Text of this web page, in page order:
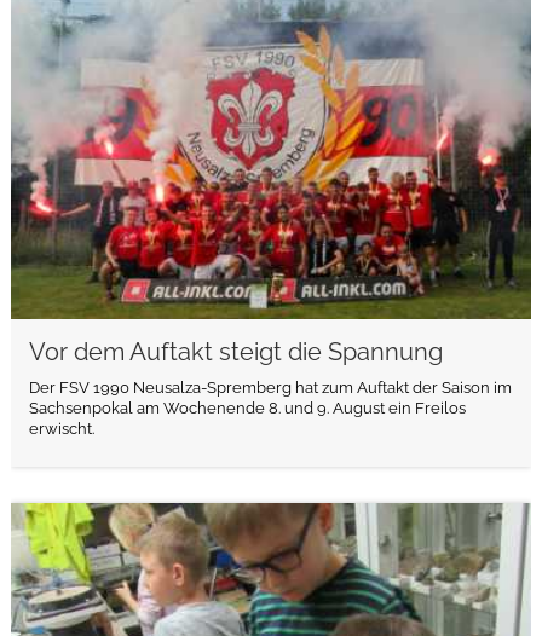
Vor dem Auftakt steigt die Spannung
Der FSV 1990 Neusalza-Spremberg hat zum Auftakt der Saison im
Sachsenpokal am Wochenende 8. und 9. August ein Freilos
erwischt.
weiterlesen
weiterlesen